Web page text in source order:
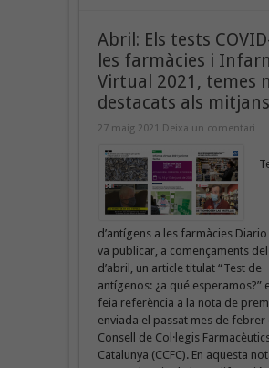
Abril: Els tests
les farmàcies i
Virtual 2021, temes
destacats als mitjans
27 maig 2021 Deixa un comentari
d’antígens a les farmàcies
va publicar, a començaments
d’abril, un article titulat “Test de
antígenos: ¿a qué esperamos?”
feia referència a la nota de
enviada el passat mes de febrer
Consell de Col·legis
Catalunya (CCFC). En aquesta